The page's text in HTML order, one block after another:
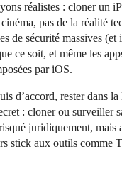
réalistes : cloner un
pas de la réalité
de sécurité massives (et
ce soit, et même les
par iOS.
d’accord, rester dans la
: cloner ou surveiller
juridiquement, mais
stick aux outils comme